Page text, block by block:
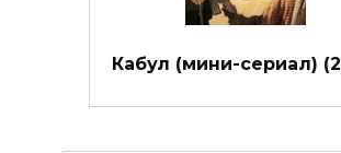
Кабул (мини-сериал)